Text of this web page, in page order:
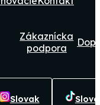
Zákaznícka
podpora
Slovak